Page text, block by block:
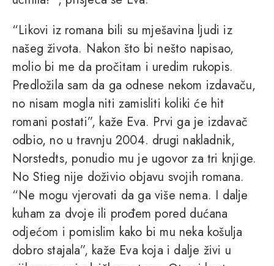
“Likovi iz romana bili su mješavina ljudi iz
našeg života. Nakon što bi nešto napisao,
molio bi me da pročitam i uredim rukopis.
Predložila sam da ga odnese nekom izdavaču,
no nisam mogla niti zamisliti koliki će hit
romani postati”, kaže Eva. Prvi ga je izdavač
odbio, no u travnju 2004. drugi nakladnik,
Norstedts, ponudio mu je ugovor za tri knjige.
No Stieg nije doživio objavu svojih romana.
“Ne mogu vjerovati da ga više nema. I dalje
kuham za dvoje ili prođem pored dućana
odjećom i pomislim kako bi mu neka košulja
dobro stajala”, kaže Eva koja i dalje živi u